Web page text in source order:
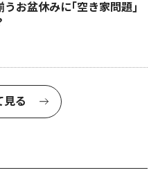
お盆休みに｢空き家問題｣
見る